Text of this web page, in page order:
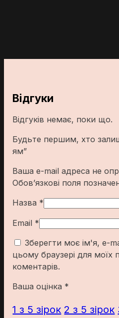
Відгуки
Відгуків немає, поки що.
Будьте першим, хто
ям”
Ваша e-mail адреса не
Обов’язкові поля
Назва *
Email *
Зберегти моє ім'я, e-
цьому браузері для моїх
коментарів.
Ваша оцінка *
1 з 5 зірок 2 з 5 зірок